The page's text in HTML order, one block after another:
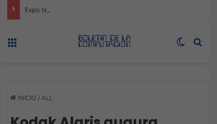
Switch
INICIO / ALL